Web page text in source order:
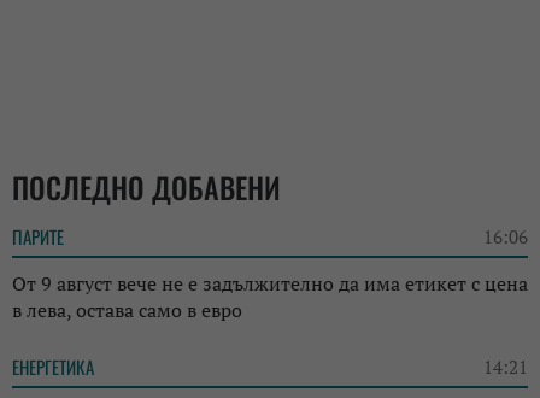
ПОСЛЕДНО ДОБАВЕНИ
ПАРИТЕ 16:06
От 9 август вече не е задължително да има етикет с цена
в лева, остава само в евро
ЕНЕРГЕТИКА 14:21